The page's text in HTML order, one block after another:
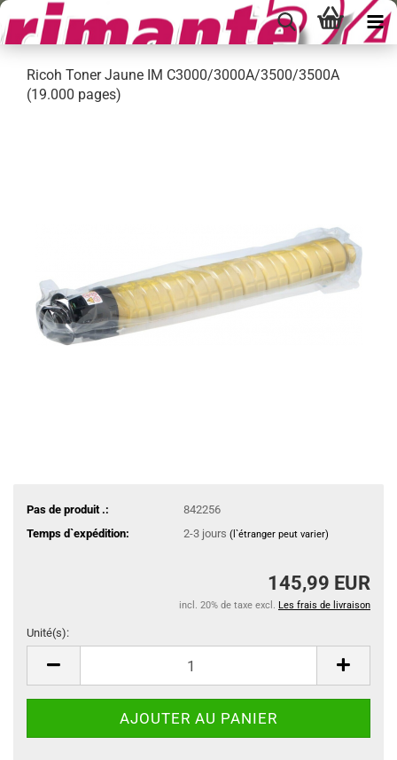
Ricoh Toner Jaune IM C3000/3000A/3500/3500A
(19.000 pages)
Pas de produit .:
842256
Temps d`expédition:
2-3 jours (l`étranger peut varier)
145,99 EUR
incl. 20% de taxe excl. Les frais de livraison
Unité(s):